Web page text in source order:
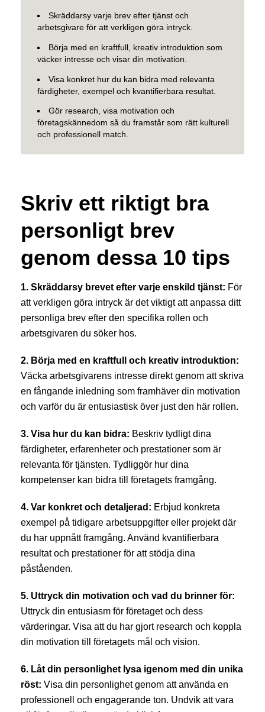
Skräddarsy varje brev efter tjänst och
arbetsgivare för att verkligen göra intryck.
Börja med en kraftfull, kreativ introduktion som
väcker intresse och visar din motivation.
Visa konkret hur du kan bidra med relevanta
färdigheter, exempel och kvantifierbara resultat.
Gör research, visa motivation och
företagskännedom så du framstår som rätt kulturell
och professionell match.
Skriv ett riktigt bra
personligt brev
genom dessa 10 tips
1. Skräddarsy brevet efter varje enskild tjänst: För
att verkligen göra intryck är det viktigt att anpassa ditt
personliga brev efter den specifika rollen och
arbetsgivaren du söker hos.
2. Börja med en kraftfull och kreativ introduktion:
Väcka arbetsgivarens intresse direkt genom att skriva
en fångande inledning som framhäver din motivation
och varför du är entusiastisk över just den här rollen.
3. Visa hur du kan bidra: Beskriv tydligt dina
färdigheter, erfarenheter och prestationer som är
relevanta för tjänsten. Tydliggör hur dina
kompetenser kan bidra till företagets framgång.
4. Var konkret och detaljerad: Erbjud konkreta
exempel på tidigare arbetsuppgifter eller projekt där
du har uppnått framgång. Använd kvantifierbara
resultat och prestationer för att stödja dina
påståenden.
5. Uttryck din motivation och vad du brinner för:
Uttryck din entusiasm för företaget och dess
värderingar. Visa att du har gjort research och koppla
din motivation till företagets mål och vision.
6. Låt din personlighet lysa igenom med din unika
röst: Visa din personlighet genom att använda en
professionell och engagerande ton. Undvik att vara